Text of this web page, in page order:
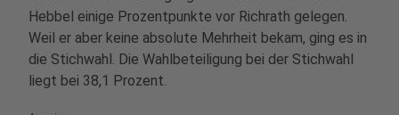
Hebbel einige Prozentpunkte vor Richrath gelegen.
Weil er aber keine absolute Mehrheit bekam, ging es in
die Stichwahl. Die Wahlbeteiligung bei der Stichwahl
liegt bei 38,1 Prozent.